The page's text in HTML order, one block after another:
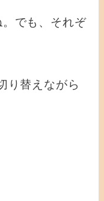
。でも、それぞ
り替えながら